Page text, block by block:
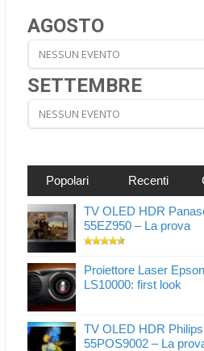
AGOSTO
NESSUN EVENTO
SETTEMBRE
NESSUN EVENTO
Popolari Recenti
TV OLED HDR
55EZ950 – La prova
Proiettore Laser
LS10000: first look
TV OLED HDR Philips
55POS9002 – La